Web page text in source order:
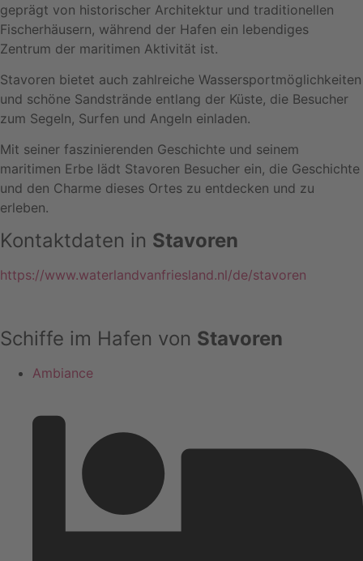
geprägt von historischer Architektur und traditionellen
Fischerhäusern, während der Hafen ein lebendiges
Zentrum der maritimen Aktivität ist.
Stavoren bietet auch zahlreiche Wassersportmöglichkeiten
und schöne Sandstrände entlang der Küste, die Besucher
zum Segeln, Surfen und Angeln einladen.
Mit seiner faszinierenden Geschichte und seinem
maritimen Erbe lädt Stavoren Besucher ein, die Geschichte
und den Charme dieses Ortes zu entdecken und zu
erleben.
Kontaktdaten in Stavoren
https://www.waterlandvanfriesland.nl/de/stavoren
Schiffe im Hafen von Stavoren
Ambiance